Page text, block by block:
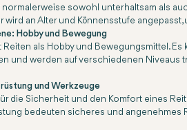
normalerweise sowohl unterhaltsam als
wird an Alter und Könnensstufe
Hobby und Bewegung
Reiten als Hobby und Bewegungsmittel.
und werden auf verschiedenen Niveaus
und Werkzeuge
die Sicherheit und den Komfort eines
bedeuten sicheres und angenehmes